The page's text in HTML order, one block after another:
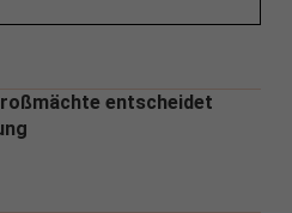
entscheidet